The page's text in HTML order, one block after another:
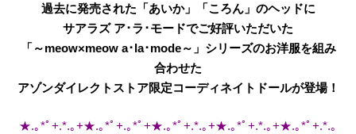
過去に発売された「あいか」「ころん」のヘッドに
サアラズ ア･ラ･モードでご好評いただいた
「～meow×meow a･la･mode～」シリーズのお洋服を組み
合わせた
アゾンダイレクトストア限定コーディネイトドールが登場！
★.｡*ﾟ+.*.｡+★.｡*ﾟ+.｡*ﾟ+★.｡*ﾟ+.*.｡+★.｡*ﾟ+.*.｡+★.｡*ﾟ+.*.｡